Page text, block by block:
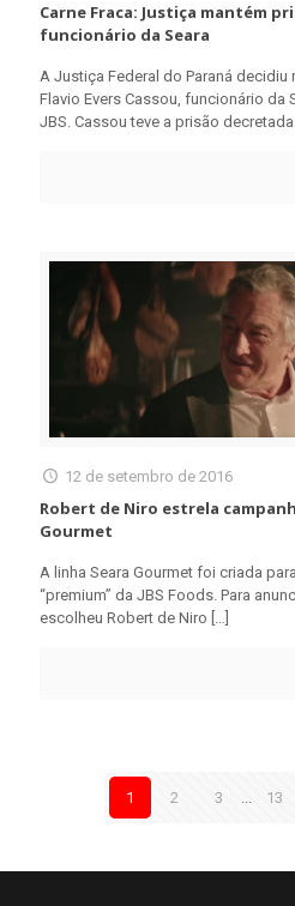
Carne Fraca: Justiça mantém
funcionário da Seara
A Justiça Federal do Paraná decidiu
Flavio Evers Cassou, funcionário da
JBS. Cassou teve a prisão decretada
12 de setembro de 2016
Robert de Niro estrela
Gourmet
A linha Seara Gourmet foi criada
“premium” da JBS Foods. Para
escolheu Robert de Niro […]
1 2 3 ... 13